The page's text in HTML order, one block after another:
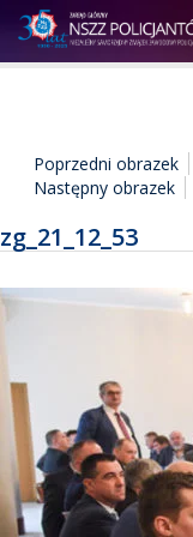
Poprzedni obrazek
Następny obrazek
zg_21_12_53